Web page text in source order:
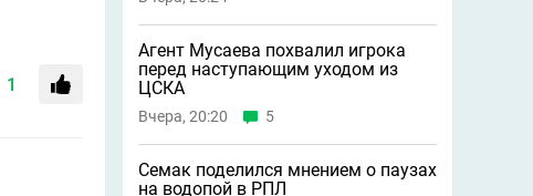
1
Агент Мусаева похвалил игрока
перед наступающим уходом из
ЦСКА
Вчера, 20:20 5
Семак поделился мнением о паузах
на водопой в РПЛ